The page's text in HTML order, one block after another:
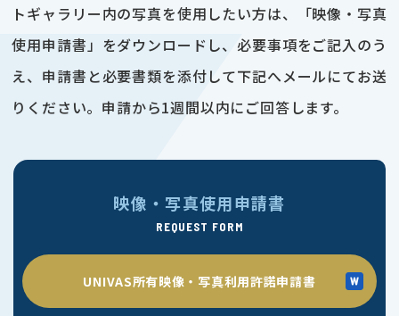
トギャラリー内の写真を使用したい方は、「映像・写真
使用申請書」をダウンロードし、必要事項をご記入のう
え、申請書と必要書類を添付して下記へメールにてお送
りください。申請から1週間以内にご回答します。
映像・写真使用申請書
REQUEST FORM
UNIVAS所有映像・写真利用許諾申請書